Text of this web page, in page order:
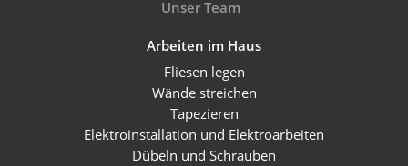
Unser Team
Arbeiten im Haus
Fliesen legen
Wände streichen
Tapezieren
Elektroinstallation und Elektroarbeiten
Dübeln und Schrauben